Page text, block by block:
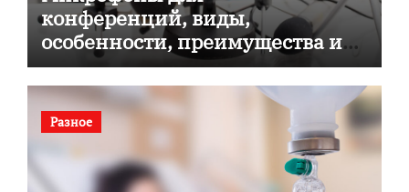
конференций, виды,
особенности, преимущества и
советы по выбору
Разное